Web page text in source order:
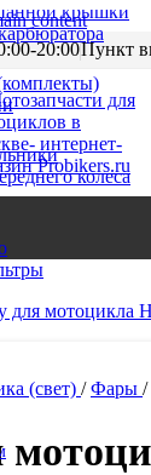
content
20:00Пункт
крышки
колеса
(свет) / Фары /